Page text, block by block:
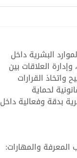
البشرية داخل
العلاقات بين
القرارات
لحماية
بدقة وفعالية داخل
المعرفة والمهارات: